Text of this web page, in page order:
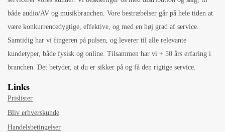
både audio/AV og musikbranchen. Vore bestræbelser går på hele tiden at
være konkurrencedygtige, effektive, og med en høj grad af service.
Samtidig har vi fingeren på pulsen, og leverer til alle relevante
kundetyper, både fysisk og online. Tilsammen har vi + 50 års erfaring i
branchen. Det betyder, at du er sikker på og få den rigtige service.
Links
Prislister
Bliv erhverskunde
Handelsbetingelser